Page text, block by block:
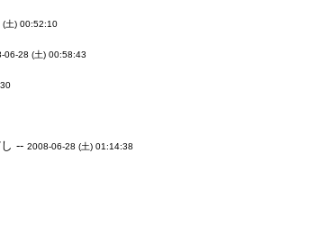
(土) 00:52:10
06-28 (土) 00:58:43
し --2008-06-28 (土) 01:14:38